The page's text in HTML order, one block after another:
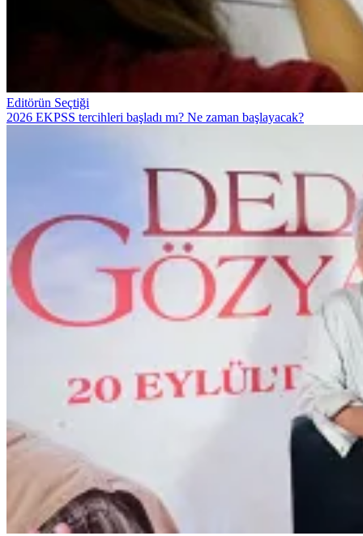
Editörün Seçtiği
2026 EKPSS tercihleri başladı mı? Ne zaman başlayacak?